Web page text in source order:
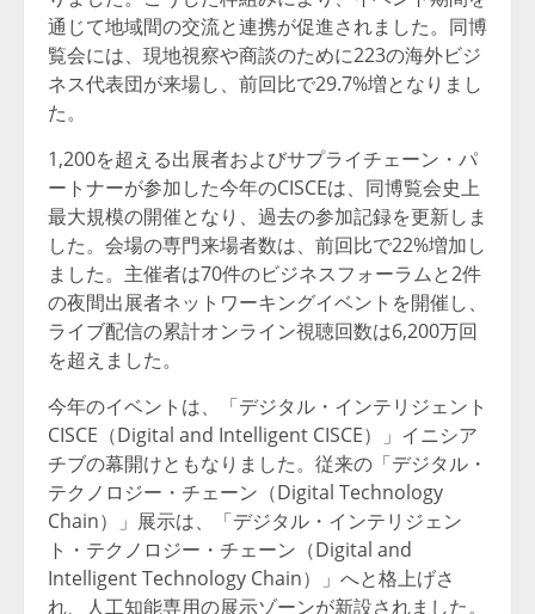
通じて地域間の交流と連携が促進されました。同博
覧会には、現地視察や商談のために223の海外ビジ
ネス代表団が来場し、前回比で29.7%増となりまし
た。
1,200を超える出展者およびサプライチェーン・パ
ートナーが参加した今年のCISCEは、同博覧会史上
最大規模の開催となり、過去の参加記録を更新しま
した。会場の専門来場者数は、前回比で22%増加し
ました。主催者は70件のビジネスフォーラムと2件
の夜間出展者ネットワーキングイベントを開催し、
ライブ配信の累計オンライン視聴回数は6,200万回
を超えました。
今年のイベントは、「デジタル・インテリジェント
CISCE（Digital and Intelligent CISCE）」イニシア
チブの幕開けともなりました。従来の「デジタル・
テクノロジー・チェーン（Digital Technology
Chain）」展示は、「デジタル・インテリジェン
ト・テクノロジー・チェーン（Digital and
Intelligent Technology Chain）」へと格上げさ
れ、人工知能専用の展示ゾーンが新設されました。